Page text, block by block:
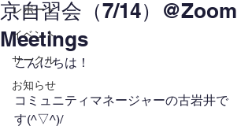
レポート
イベント
サークル
お知らせ
京自習会（7/14）@Zoom
Meetings
こんにちは！
コミュニティマネージャーの古岩井で
す(^▽^)/